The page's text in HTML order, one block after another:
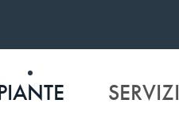
SERVIZI